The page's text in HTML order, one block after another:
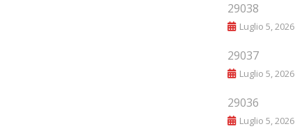
29038
Luglio 5, 2026
29037
Luglio 5, 2026
29036
Luglio 5, 2026